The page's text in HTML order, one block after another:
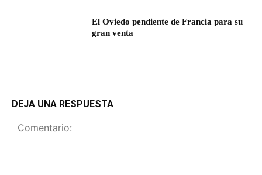
El Oviedo pendiente de Francia para su
gran venta
DEJA UNA RESPUESTA